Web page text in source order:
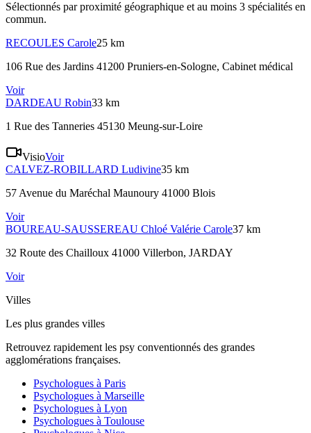
Sélectionnés par proximité géographique et au moins 3 spécialités en
commun.
RECOULES Carole25 km
106 Rue des Jardins 41200 Pruniers-en-Sologne, Cabinet médical
Voir
DARDEAU Robin33 km
1 Rue des Tanneries 45130 Meung-sur-Loire
VisioVoir
CALVEZ-ROBILLARD Ludivine35 km
57 Avenue du Maréchal Maunoury 41000 Blois
Voir
BOUREAU-SAUSSEREAU Chloé Valérie Carole37 km
32 Route des Chailloux 41000 Villerbon, JARDAY
Voir
Villes
Les plus grandes villes
Retrouvez rapidement les psy conventionnés des grandes
agglomérations françaises.
Psychologues à Paris
Psychologues à Marseille
Psychologues à Lyon
Psychologues à Toulouse